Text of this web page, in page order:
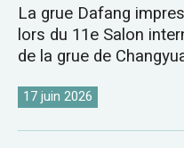
La grue Dafang
lors du 11e Salon
de la grue de
17 juin 2026